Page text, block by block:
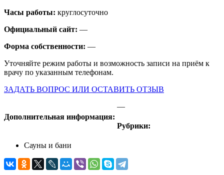
Часы работы: круглосуточно
Официальный сайт: —
Форма собственности: —
Уточняйте режим работы и возможность записи на приём к
врачу по указанным телефонам.
ЗАДАТЬ ВОПРОС ИЛИ ОСТАВИТЬ ОТЗЫВ
Дополнительная информация:
—
Рубрики:
Сауны и бани